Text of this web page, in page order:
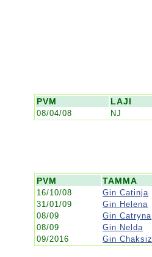
PVM LAJI
08/04/08 NJ
PVM TAMMA
16/10/08
Gin Catinja
31/01/09
Gin Helena
08/09
Gin Catryna
08/09
Gin Nelda
09/2016
Gin Chaksiz